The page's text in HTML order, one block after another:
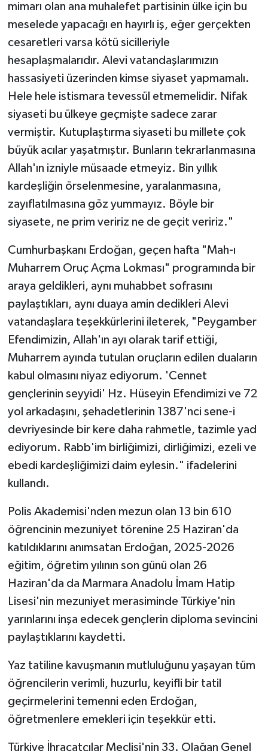
mimarı olan ana muhalefet partisinin ülke için bu
meselede yapacağı en hayırlı iş, eğer gerçekten
cesaretleri varsa kötü sicilleriyle
hesaplaşmalarıdır. Alevi vatandaşlarımızın
hassasiyeti üzerinden kimse siyaset yapmamalı.
Hele hele istismara tevessül etmemelidir. Nifak
siyaseti bu ülkeye geçmişte sadece zarar
vermiştir. Kutuplaştırma siyaseti bu millete çok
büyük acılar yaşatmıştır. Bunların tekrarlanmasına
Allah'ın izniyle müsaade etmeyiz. Bin yıllık
kardeşliğin örselenmesine, yaralanmasına,
zayıflatılmasına göz yummayız. Böyle bir
siyasete, ne prim veririz ne de geçit veririz."
Cumhurbaşkanı Erdoğan, geçen hafta "Mah-ı
Muharrem Oruç Açma Lokması" programında bir
araya geldikleri, aynı muhabbet sofrasını
paylaştıkları, aynı duaya amin dedikleri Alevi
vatandaşlara teşekkürlerini ileterek, "Peygamber
Efendimizin, Allah'ın ayı olarak tarif ettiği,
Muharrem ayında tutulan oruçların edilen duaların
kabul olmasını niyaz ediyorum. 'Cennet
gençlerinin seyyidi' Hz. Hüseyin Efendimizi ve 72
yol arkadaşını, şehadetlerinin 1387'nci sene-i
devriyesinde bir kere daha rahmetle, tazimle yad
ediyorum. Rabb'im birliğimizi, dirliğimizi, ezeli ve
ebedi kardeşliğimizi daim eylesin." ifadelerini
kullandı.
Polis Akademisi'nden mezun olan 13 bin 610
öğrencinin mezuniyet törenine 25 Haziran'da
katıldıklarını anımsatan Erdoğan, 2025-2026
eğitim, öğretim yılının son günü olan 26
Haziran'da da Marmara Anadolu İmam Hatip
Lisesi'nin mezuniyet merasiminde Türkiye'nin
yarınlarını inşa edecek gençlerin diploma sevincini
paylaştıklarını kaydetti.
Yaz tatiline kavuşmanın mutluluğunu yaşayan tüm
öğrencilerin verimli, huzurlu, keyifli bir tatil
geçirmelerini temenni eden Erdoğan,
öğretmenlere emekleri için teşekkür etti.
Türkiye İhracatçılar Meclisi'nin 33. Olağan Genel